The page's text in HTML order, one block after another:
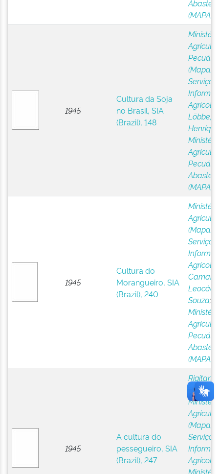
(MAPA)
1945
Cultura da Soja
no Brasil, SIA
(Brazil), 148
(Mapa)
Serviço
Agrícola,
Löbbe,
Henrique
(MAPA)
1945
Cultura do
Morangueiro, SIA
(Brazil), 240
(Mapa)
Serviço
Agrícola,
Souza;
(MAPA)
1945
A cultura do
pessegueiro, SIA
(Brazil), 247
Rigitano,
Orlando
(Mapa)
Serviço
Agrícola,